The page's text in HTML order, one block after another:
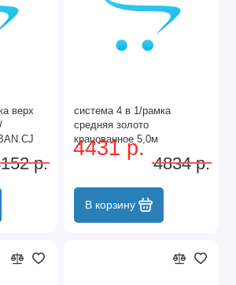
верх
р.
система 4 в 1/рамка
средняя золото
крацованное 5,0м
/FA0716.VP500.GLBAN.CJ
4431 р.
4834 р.
В корзину